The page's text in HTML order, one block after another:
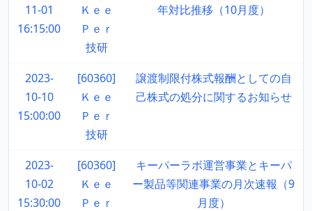
11-01
16:15:00
Ｋｅｅ
Ｐｅｒ
技研
年対比推移（10月度）
2023-
10-10
15:00:00
[60360]
Ｋｅｅ
Ｐｅｒ
技研
譲渡制限付株式報酬としての自
己株式の処分に関するお知らせ
2023-
10-02
15:30:00
[60360]
Ｋｅｅ
Ｐｅｒ
キーパーラボ運営事業とキーパ
ー製品等関連事業の月次速報（9
月度）